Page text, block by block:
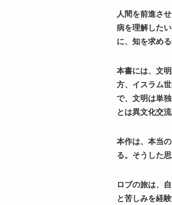
人間を前進さ
病を理解した
に、知を求め
本書には、文
方、イスラム
で、文明は単
とは異文化交
本作は、本当
る。そうした
ロブの旅は、
と苦しみを経